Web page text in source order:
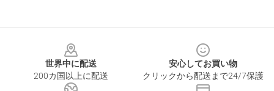
世界中に配送
200カ国以上に配送
安心してお買い物
クリックから配送まで24/7保護